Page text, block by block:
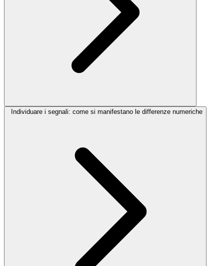
Individuare i segnali: come si manifestano le differenze numeriche